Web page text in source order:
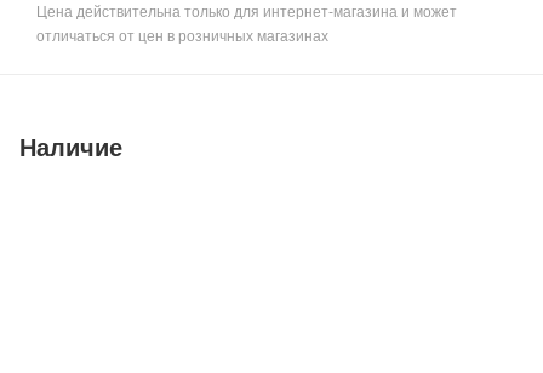
Цена действительна только для интернет-магазина и может
отличаться от цен в розничных магазинах
Наличие